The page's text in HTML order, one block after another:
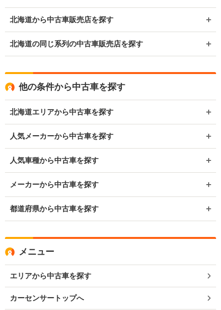
北海道から中古車販売店を探す
北海道の同じ系列の中古車販売店を探す
他の条件から中古車を探す
北海道エリアから中古車を探す
人気メーカーから中古車を探す
人気車種から中古車を探す
メーカーから中古車を探す
都道府県から中古車を探す
メニュー
エリアから中古車を探す
カーセンサートップへ